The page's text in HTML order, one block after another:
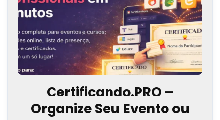
Certificando.PRO –
Organize Seu Evento ou